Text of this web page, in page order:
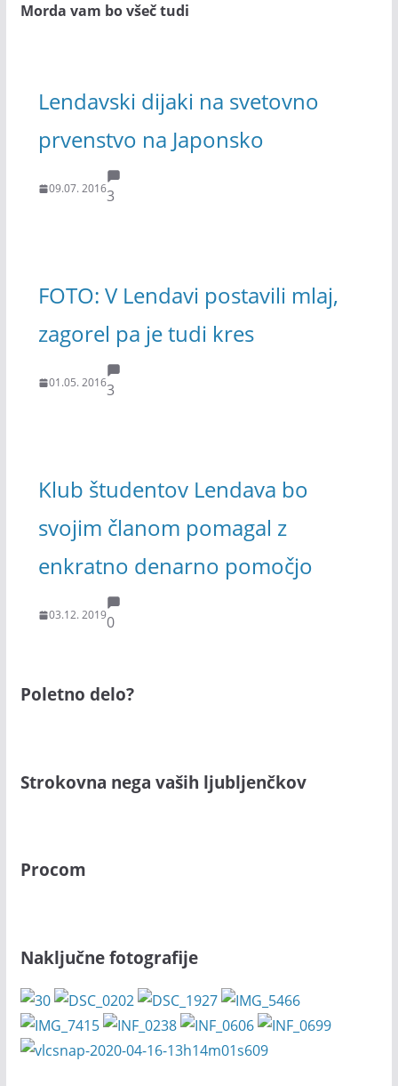
Morda vam bo všeč tudi
Lendavski dijaki na svetovno
prvenstvo na Japonsko
09.07. 20163
FOTO: V Lendavi postavili mlaj,
zagorel pa je tudi kres
01.05. 20163
Klub študentov Lendava bo
svojim članom pomagal z
enkratno denarno pomočjo
03.12. 20190
Poletno delo?
Strokovna nega vaših ljubljenčkov
Procom
Naključne fotografije